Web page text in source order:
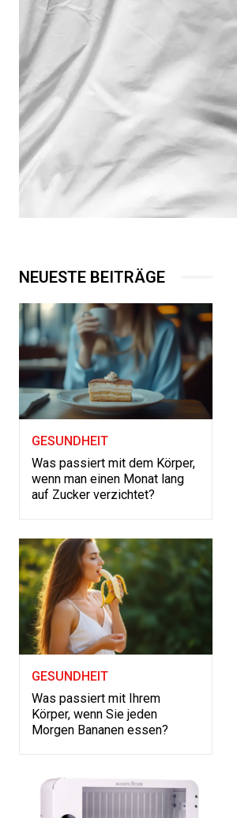
NEUESTE BEITRÄGE
GESUNDHEIT
Was passiert mit dem Körper,
wenn man einen Monat lang
auf Zucker verzichtet?
GESUNDHEIT
Was passiert mit Ihrem
Körper, wenn Sie jeden
Morgen Bananen essen?